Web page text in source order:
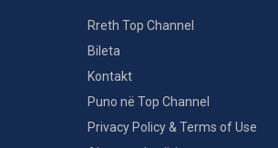
Rreth Top Channel
Bileta
Kontakt
Puno në Top Channel
Privacy Policy & Terms of Use